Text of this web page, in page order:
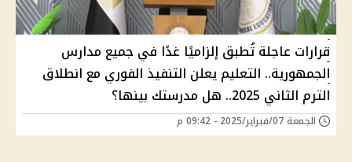
قرارات عاجلة تُطبق إلزاميًا غدًا في جميع مدارس
الجمهورية.. التعليم يعلن التنفيذ الفوري مع انطلاق
الترم الثاني 2025.. هل مدرستك بينها؟
الجمعة 07/فبراير/2025 - 09:42 م